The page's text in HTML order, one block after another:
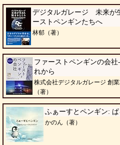
デジタルガレージ 未来が
ーストペンギンたちへ
林郁（著）
ファーストペンギンの会
れから
株式会社デジタルガレージ 創
（著）
ふぁーすとペンギン:
かのん（著）